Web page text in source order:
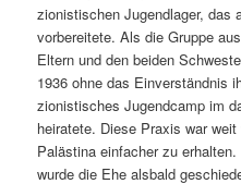
zionistischen Jugendlager, das
vorbereitete. Als die Gruppe
Eltern und den beiden
1936 ohne das Einverständnis
zionistisches Jugendcamp im
heiratete. Diese Praxis war
Palästina einfacher zu
wurde die Ehe alsbald